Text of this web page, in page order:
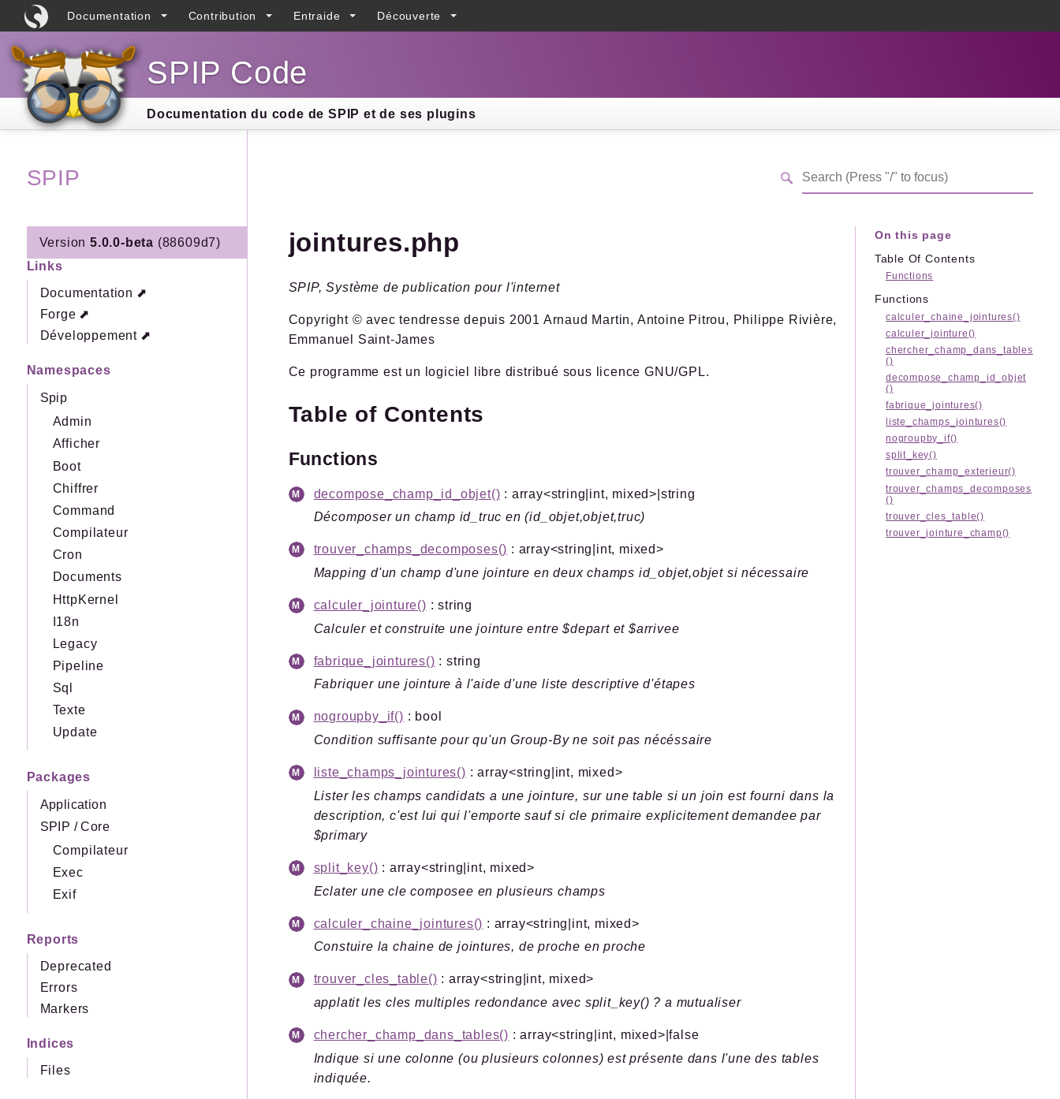
Documentation Contribution Entraide Découverte
SPIP Code
Documentation du code de SPIP et de ses plugins
SPIP
Version 5.0.0-beta (88609d7)
Links
Documentation
Forge
Développement
Namespaces
Spip
Admin
Afficher
Boot
Chiffrer
Command
Compilateur
Cron
Documents
HttpKernel
I18n
Legacy
Pipeline
Sql
Texte
Update
Packages
Application
SPIP / Core
Compilateur
Exec
Exif
Reports
Deprecated
Errors
Markers
Indices
Files
jointures.php
SPIP, Système de publication pour l'internet
Copyright © avec tendresse depuis 2001 Arnaud Martin, Antoine Pitrou, Philippe Rivière,
Emmanuel Saint-James
Ce programme est un logiciel libre distribué sous licence GNU/GPL.
Table of Contents
Functions
decompose_champ_id_objet() : array<string|int, mixed>|string
Décomposer un champ id_truc en (id_objet,objet,truc)
trouver_champs_decomposes() : array<string|int, mixed>
Mapping d'un champ d'une jointure en deux champs id_objet,objet si nécessaire
calculer_jointure() : string
Calculer et construite une jointure entre $depart et $arrivee
fabrique_jointures() : string
Fabriquer une jointure à l'aide d'une liste descriptive d'étapes
nogroupby_if() : bool
Condition suffisante pour qu'un Group-By ne soit pas nécéssaire
liste_champs_jointures() : array<string|int, mixed>
Lister les champs candidats a une jointure, sur une table si un join est fourni dans la
description, c'est lui qui l'emporte sauf si cle primaire explicitement demandee par
$primary
split_key() : array<string|int, mixed>
Eclater une cle composee en plusieurs champs
calculer_chaine_jointures() : array<string|int, mixed>
Constuire la chaine de jointures, de proche en proche
trouver_cles_table() : array<string|int, mixed>
applatit les cles multiples redondance avec split_key() ? a mutualiser
chercher_champ_dans_tables() : array<string|int, mixed>|false
Indique si une colonne (ou plusieurs colonnes) est présente dans l'une des tables
indiquée.
On this page
Table Of Contents
Functions
Functions
calculer_chaine_jointures()
calculer_jointure()
chercher_champ_dans_tables
()
decompose_champ_id_objet
()
fabrique_jointures()
liste_champs_jointures()
nogroupby_if()
split_key()
trouver_champ_exterieur()
trouver_champs_decomposes
()
trouver_cles_table()
trouver_jointure_champ()
Search results